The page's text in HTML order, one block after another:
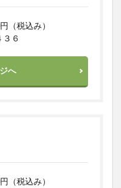
（税込み）
６
へ
（税込み）